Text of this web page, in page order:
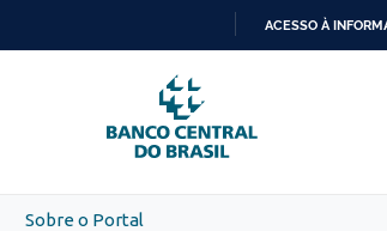
PARA
O
CONTEÚDO
ACESSO À
Sobre o Portal